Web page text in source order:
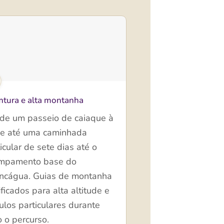
e alta montanha
um passeio de caiaque à
até uma caminhada
de sete dias até o
base do
Guias de montanha
para alta altitude e
particulares durante
o percurso.